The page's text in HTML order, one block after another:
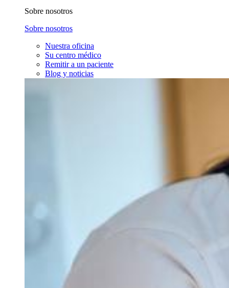
Sobre nosotros
Sobre nosotros
Nuestra oficina
Su centro médico
Remitir a un paciente
Blog y noticias